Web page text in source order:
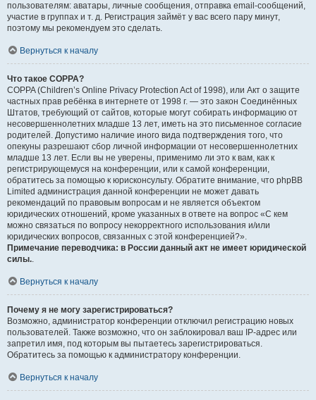
пользователям: аватары, личные сообщения, отправка email-сообщений,
участие в группах и т. д. Регистрация займёт у вас всего пару минут,
поэтому мы рекомендуем это сделать.
Вернуться к началу
Что такое COPPA?
COPPA (Children’s Online Privacy Protection Act of 1998), или Акт о защите
частных прав ребёнка в интернете от 1998 г. — это закон Соединённых
Штатов, требующий от сайтов, которые могут собирать информацию от
несовершеннолетних младше 13 лет, иметь на это письменное согласие
родителей. Допустимо наличие иного вида подтверждения того, что
опекуны разрешают сбор личной информации от несовершеннолетних
младше 13 лет. Если вы не уверены, применимо ли это к вам, как к
регистрирующемуся на конференции, или к самой конференции,
обратитесь за помощью к юрисконсульту. Обратите внимание, что phpBB
Limited администрация данной конференции не может давать
рекомендаций по правовым вопросам и не является объектом
юридических отношений, кроме указанных в ответе на вопрос «С кем
можно связаться по вопросу некорректного использования и/или
юридических вопросов, связанных с этой конференцией?».
Примечание переводчика: в России данный акт не имеет юридической
силы..
Вернуться к началу
Почему я не могу зарегистрироваться?
Возможно, администратор конференции отключил регистрацию новых
пользователей. Также возможно, что он заблокировал ваш IP-адрес или
запретил имя, под которым вы пытаетесь зарегистрироваться.
Обратитесь за помощью к администратору конференции.
Вернуться к началу